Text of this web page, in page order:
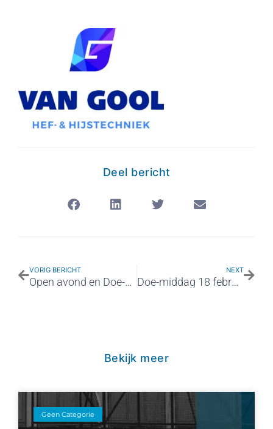
Deel bericht
VORIG BERICHT
Open avond en Doe-middag
NEXT
Doe-middag 18 februari (groep 8)
Bekijk meer
Geen Categorie